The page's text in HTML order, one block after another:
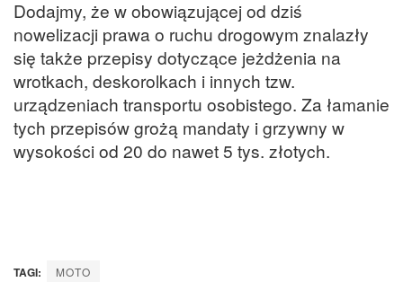
Dodajmy, że w obowiązującej od dziś
nowelizacji prawa o ruchu drogowym znalazły
się także przepisy dotyczące jeżdżenia na
wrotkach, deskorolkach i innych tzw.
urządzeniach transportu osobistego. Za łamanie
tych przepisów grożą mandaty i grzywny w
wysokości od 20 do nawet 5 tys. złotych.
TAGI: MOTO